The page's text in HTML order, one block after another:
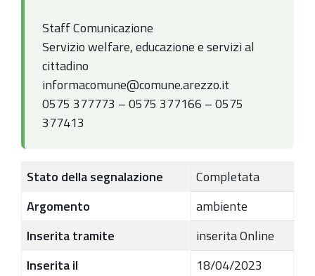
Staff Comunicazione
Servizio welfare, educazione e servizi al
cittadino
informacomune@comune.arezzo.it
0575 377773 – 0575 377166 – 0575
377413
Stato della segnalazione
Completata
Argomento
ambiente
Inserita tramite
inserita Online
Inserita il
18/04/2023